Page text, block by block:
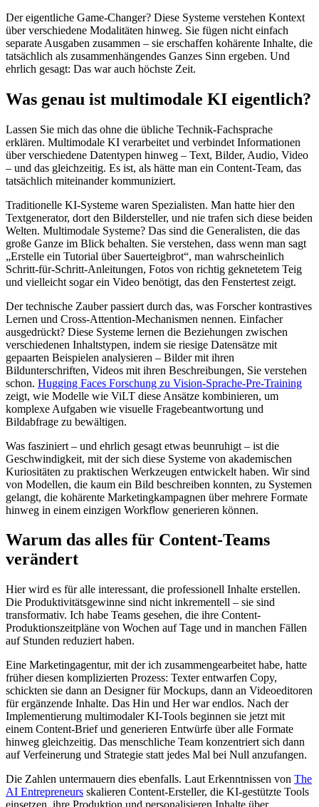
Der eigentliche Game-Changer? Diese Systeme verstehen Kontext
über verschiedene Modalitäten hinweg. Sie fügen nicht einfach
separate Ausgaben zusammen – sie erschaffen kohärente Inhalte, die
tatsächlich als zusammenhängendes Ganzes Sinn ergeben. Und
ehrlich gesagt: Das war auch höchste Zeit.
Was genau ist multimodale KI eigentlich?
Lassen Sie mich das ohne die übliche Technik-Fachsprache
erklären. Multimodale KI verarbeitet und verbindet Informationen
über verschiedene Datentypen hinweg – Text, Bilder, Audio, Video
– und das gleichzeitig. Es ist, als hätte man ein Content-Team, das
tatsächlich miteinander kommuniziert.
Traditionelle KI-Systeme waren Spezialisten. Man hatte hier den
Textgenerator, dort den Bildersteller, und nie trafen sich diese beiden
Welten. Multimodale Systeme? Das sind die Generalisten, die das
große Ganze im Blick behalten. Sie verstehen, dass wenn man sagt
„Erstelle ein Tutorial über Sauerteigbrot“, man wahrscheinlich
Schritt-für-Schritt-Anleitungen, Fotos von richtig geknetetem Teig
und vielleicht sogar ein Video benötigt, das den Fenstertest zeigt.
Der technische Zauber passiert durch das, was Forscher kontrastives
Lernen und Cross-Attention-Mechanismen nennen. Einfacher
ausgedrückt? Diese Systeme lernen die Beziehungen zwischen
verschiedenen Inhaltstypen, indem sie riesige Datensätze mit
gepaarten Beispielen analysieren – Bilder mit ihren
Bildunterschriften, Videos mit ihren Beschreibungen, Sie verstehen
schon. Hugging Faces Forschung zu Vision-Sprache-Pre-Training
zeigt, wie Modelle wie ViLT diese Ansätze kombinieren, um
komplexe Aufgaben wie visuelle Fragebeantwortung und
Bildabfrage zu bewältigen.
Was fasziniert – und ehrlich gesagt etwas beunruhigt – ist die
Geschwindigkeit, mit der sich diese Systeme von akademischen
Kuriositäten zu praktischen Werkzeugen entwickelt haben. Wir sind
von Modellen, die kaum ein Bild beschreiben konnten, zu Systemen
gelangt, die kohärente Marketingkampagnen über mehrere Formate
hinweg in einem einzigen Workflow generieren können.
Warum das alles für Content-Teams
verändert
Hier wird es für alle interessant, die professionell Inhalte erstellen.
Die Produktivitätsgewinne sind nicht inkrementell – sie sind
transformativ. Ich habe Teams gesehen, die ihre Content-
Produktionszeitpläne von Wochen auf Tage und in manchen Fällen
auf Stunden reduziert haben.
Eine Marketingagentur, mit der ich zusammengearbeitet habe, hatte
früher diesen komplizierten Prozess: Texter entwarfen Copy,
schickten sie dann an Designer für Mockups, dann an Videoeditoren
für ergänzende Inhalte. Das Hin und Her war endlos. Nach der
Implementierung multimodaler KI-Tools beginnen sie jetzt mit
einem Content-Brief und generieren Entwürfe über alle Formate
hinweg gleichzeitig. Das menschliche Team konzentriert sich dann
auf Verfeinerung und Strategie statt jedes Mal bei Null anzufangen.
Die Zahlen untermauern dies ebenfalls. Laut Erkenntnissen von The
AI Entrepreneurs skalieren Content-Ersteller, die KI-gestützte Tools